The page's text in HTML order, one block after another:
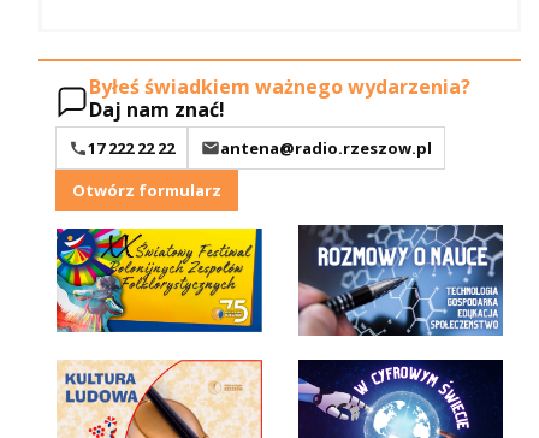
Byłeś świadkiem ważnego wydarzenia?
Daj nam znać!
17 222 22 22
antena@radio.rzeszow.pl
Otwórz formularz